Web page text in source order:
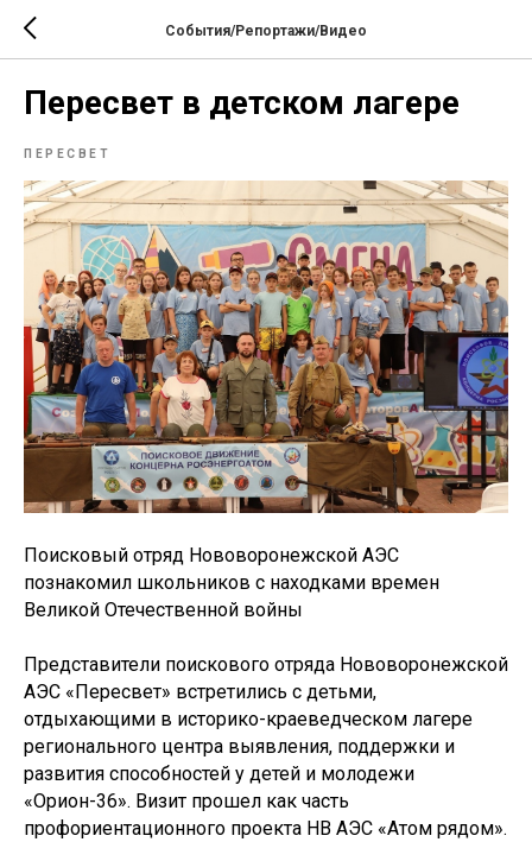
События/Репортажи/Видео
Пересвет в детском лагере
ПЕРЕСВЕТ
Поисковый отряд Нововоронежской АЭС
познакомил школьников с находками времен
Великой Отечественной войны
Представители поискового отряда Нововоронежской
АЭС «Пересвет» встретились с детьми,
отдыхающими в историко-краеведческом лагере
регионального центра выявления, поддержки и
развития способностей у детей и молодежи
«Орион-36». Визит прошел как часть
профориентационного проекта НВ АЭС «Атом рядом».